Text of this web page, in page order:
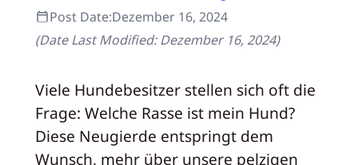
Post Date:Dezember 16, 2024
(Date Last Modified:Dezember 16, 2024)
Viele Hundebesitzer stellen sich oft die
Frage: Welche Rasse ist mein Hund?
Diese Neugierde entspringt dem
Wunsch, mehr über unsere pelzigen